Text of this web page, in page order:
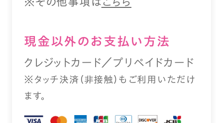
現⾦以外のお⽀払い⽅法
クレジットカード／プリペイドカード
※タッチ決済（⾮接触）もご利⽤いただけ
ます。